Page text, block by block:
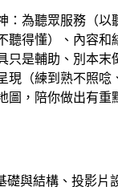
：為聽眾服務（以
聽得懂）、內容和
只是輔助、別本末
現（練到熟不照唸
圖，陪你做出有重
礎與結構、投影片